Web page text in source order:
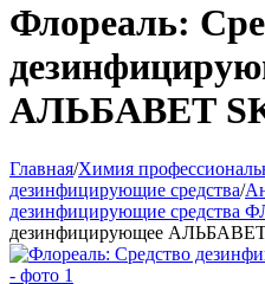
Флореаль:
АЛЬБАВЕТ
Главная/Химия
дезинфицирующие средства/
дезинфицирующие средства
дезинфицирующее